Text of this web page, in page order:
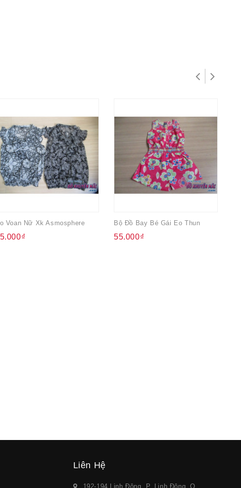
Voan Nữ Xk Asmosphere Bộ Đồ Bay Bé Gái Eo Thun
55.000₫
Liên Hệ
192-194 Linh Đông, P. Linh Đông, Q.